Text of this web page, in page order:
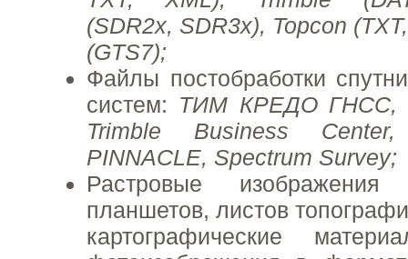
(SDR2х, SDR3х), Topcon
(GTS7);
Файлы постобработки
систем: ТИМ КРЕДО ГНСС,
Trimble Business
PINNACLE, Spectrum Survey;
Растровые
планшетов, листов
картографические